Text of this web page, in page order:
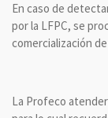
En caso de
por la LFPC, se
comercialización
La Profeco